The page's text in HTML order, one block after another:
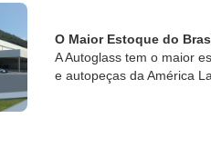
O Maior Estoque do
A Autoglass tem o maior
e autopeças da América